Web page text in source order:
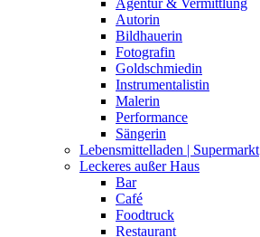
Agentur & Vermittlung
Autorin
Bildhauerin
Fotografin
Goldschmiedin
Instrumentalistin
Malerin
Performance
Sängerin
Lebensmittelladen | Supermarkt
Leckeres außer Haus
Bar
Café
Foodtruck
Restaurant